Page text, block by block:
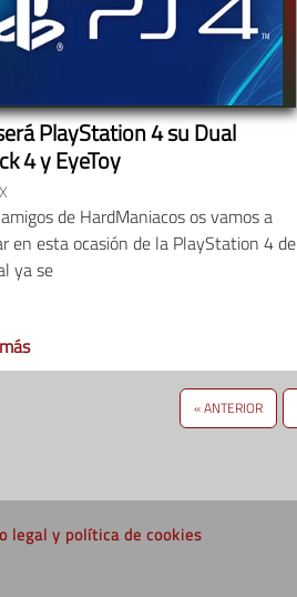
PlayStation 4 su Dual
4 y EyeToy
de HardManiacos os vamos a
en esta ocasión de la PlayStation 4 de
ya se
« ANTERIOR
legal y política de cookies